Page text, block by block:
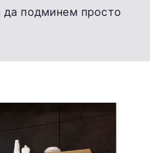
да подминем просто